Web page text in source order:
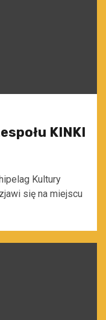
KINKI
Kultury
się na miejscu